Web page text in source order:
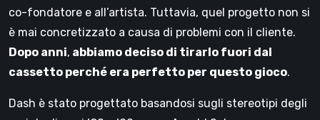
co-fondatore e all’artista. Tuttavia, quel progetto non si
è mai concretizzato a causa di problemi con il cliente.
Dopo anni, abbiamo deciso di tirarlo fuori dal
cassetto perché era perfetto per questo gioco.
Dash è stato progettato basandosi sugli stereotipi degli